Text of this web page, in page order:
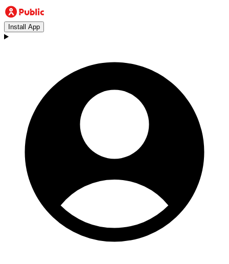
Install App